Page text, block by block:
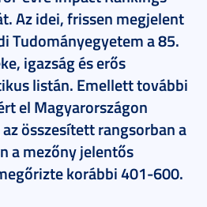
Az idei, frissen megjelent
Tudományegyetem a 85.
igazság és erős
listán. Emellett további
el Magyarországon
összesített rangsorban a
a mezőny jelentős
korábbi 401-600.